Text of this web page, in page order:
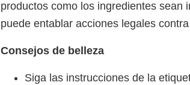
productos como los ingredientes sean
puede entablar acciones legales
Consejos de belleza
Siga las instrucciones de la